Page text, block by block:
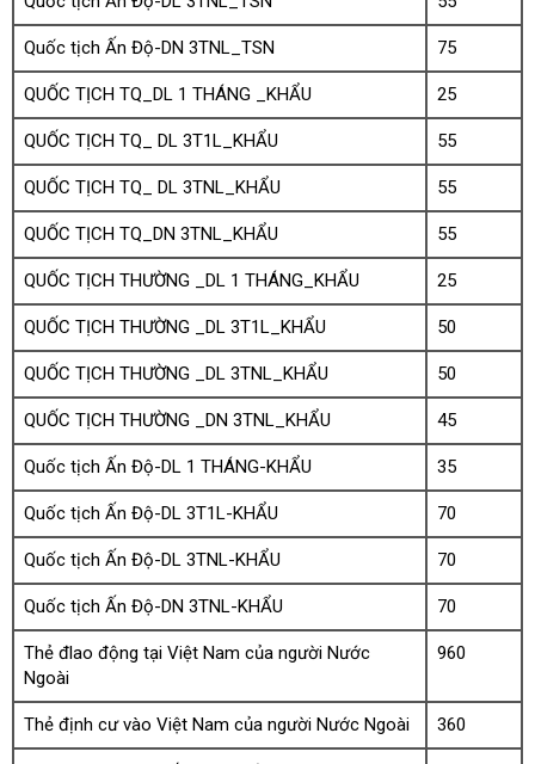
Quốc tịch Ấn Độ-DN 3TNL_TSN 75
QUỐC TỊCH TQ_DL 1 THÁNG _KHẨU 25
QUỐC TỊCH TQ_ DL 3T1L_KHẨU 55
QUỐC TỊCH TQ_ DL 3TNL_KHẨU 55
QUỐC TỊCH TQ_DN 3TNL_KHẨU 55
QUỐC TỊCH THƯỜNG _DL 1 THÁNG_KHẨU 25
QUỐC TỊCH THƯỜNG _DL 3T1L_KHẨU 50
QUỐC TỊCH THƯỜNG _DL 3TNL_KHẨU 50
QUỐC TỊCH THƯỜNG _DN 3TNL_KHẨU 45
Quốc tịch Ấn Độ-DL 1 THÁNG-KHẨU 35
Quốc tịch Ấn Độ-DL 3T1L-KHẨU 70
Quốc tịch Ấn Độ-DL 3TNL-KHẨU 70
Quốc tịch Ấn Độ-DN 3TNL-KHẨU 70
Thẻ đlao động tại Việt Nam của người Nước
Ngoài
960
Thẻ định cư vào Việt Nam của người Nước Ngoài 360